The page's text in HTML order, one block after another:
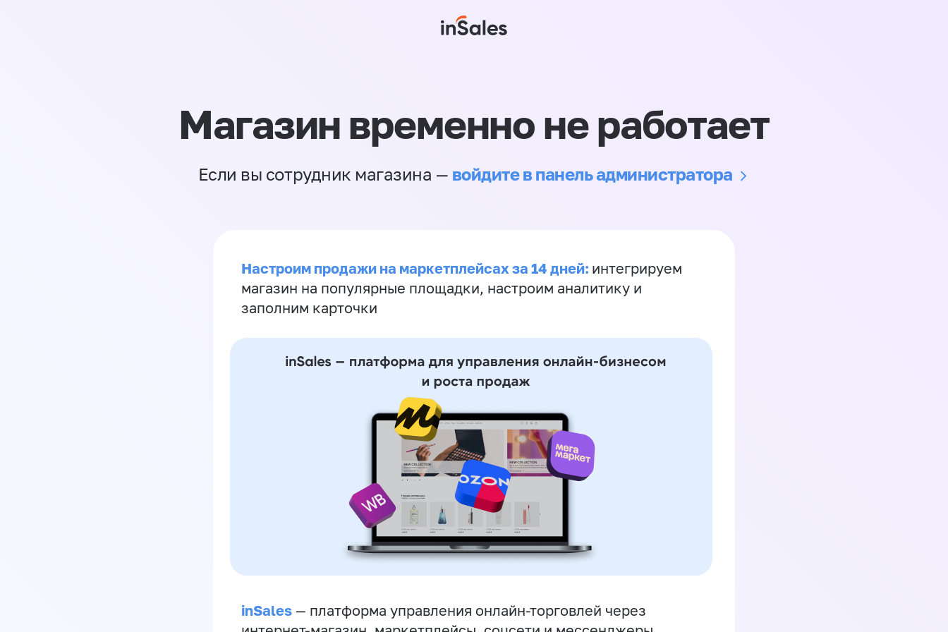
Магазин временно не работает
Если вы сотрудник магазина — войдите в панель администратора
Настроим продажи на маркетплейсах за 14 дней: интегрируем
магазин на популярные площадки, настроим аналитику и
заполним карточки
inSales — платформа управления онлайн-торговлей через